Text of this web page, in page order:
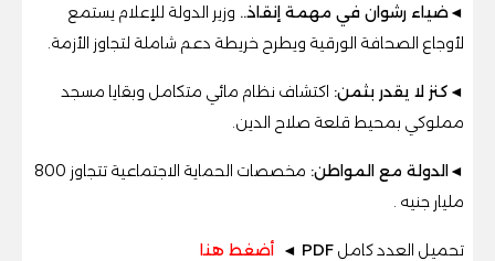
◄ضياء رشوان في مهمة إنقاذ.. وزير الدولة للإعلام يستمع
لأوجاع الصحافة الورقية ويطرح خريطة دعم شاملة لتجاوز الأزمة
◄ كنز لا يقدر بثمن: اكتشاف نظام مائي متكامل وبقايا مسجد
مملوكي بمحيط قلعة صلاح الدين
◄الدولة مع المواطن:
مخصصات الحماية الاجتماعية تتجاوز 800
مليار جنيه
تحميل العدد كامل PDF ◄ أضغط هنا